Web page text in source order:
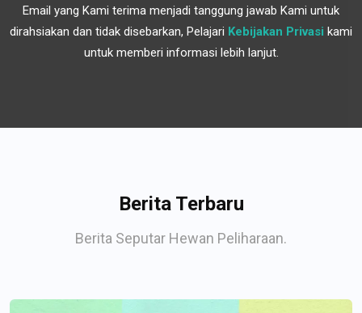
Email yang Kami terima menjadi tanggung jawab Kami untuk
dirahsiakan dan tidak disebarkan, Pelajari Kebijakan Privasi kami
untuk memberi informasi lebih lanjut.
Berita Terbaru
Berita Seputar Hewan Peliharaan.